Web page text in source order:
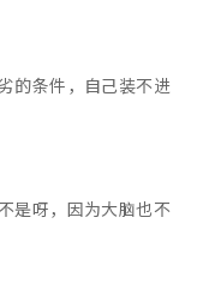
的条件，自己装不进
是呀，因为大脑也不